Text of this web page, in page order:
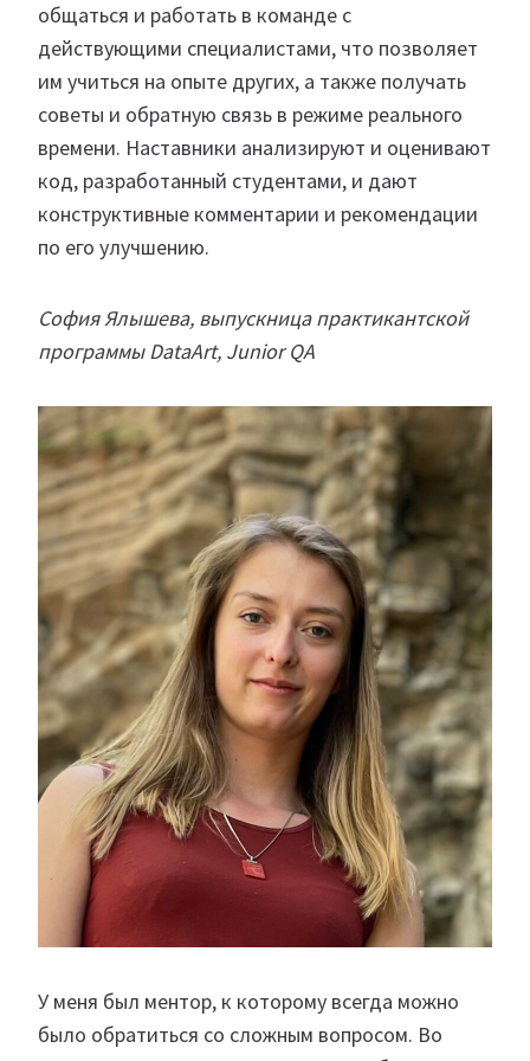
общаться и работать в команде с
действующими специалистами, что позволяет
им учиться на опыте других, а также получать
советы и обратную связь в режиме реального
времени. Наставники анализируют и оценивают
код, разработанный студентами, и дают
конструктивные комментарии и рекомендации
по его улучшению.
София Ялышева, выпускница практикантской
программы DataArt, Junior QA
У меня был ментор, к которому всегда можно
было обратиться со сложным вопросом. Во